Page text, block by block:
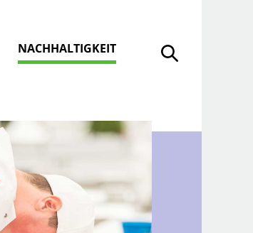
Suche öffnen
NACHHALTIGKEIT